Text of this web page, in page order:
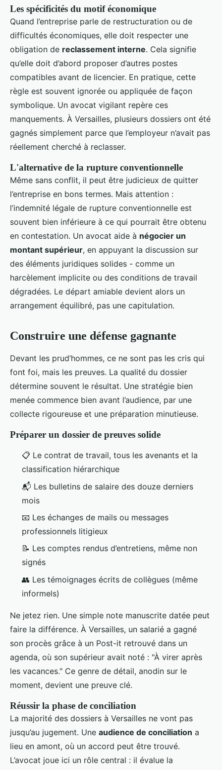
Les spécificités du motif économique
Quand l’entreprise parle de restructuration ou de
difficultés économiques, elle doit respecter une
obligation de reclassement interne. Cela signifie
qu’elle doit d’abord proposer d’autres postes
compatibles avant de licencier. En pratique, cette
règle est souvent ignorée ou appliquée de façon
symbolique. Un avocat vigilant repère ces
manquements. À Versailles, plusieurs dossiers ont été
gagnés simplement parce que l’employeur n’avait pas
réellement cherché à reclasser.
L'alternative de la rupture conventionnelle
Même sans conflit, il peut être judicieux de quitter
l’entreprise en bons termes. Mais attention :
l’indemnité légale de rupture conventionnelle est
souvent bien inférieure à ce qui pourrait être obtenu
en contestation. Un avocat aide à négocier un
montant supérieur, en appuyant la discussion sur
des éléments juridiques solides - comme un
harcèlement implicite ou des conditions de travail
dégradées. Le départ amiable devient alors un
arrangement équilibré, pas une capitulation.
Construire une défense gagnante
Devant les prud’hommes, ce ne sont pas les cris qui
font foi, mais les preuves. La qualité du dossier
détermine souvent le résultat. Une stratégie bien
menée commence bien avant l’audience, par une
collecte rigoureuse et une préparation minutieuse.
Préparer un dossier de preuves solide
📋 Le contrat de travail, tous les avenants et la
classification hiérarchique
📬 Les bulletins de salaire des douze derniers
mois
📧 Les échanges de mails ou messages
professionnels litigieux
📝 Les comptes rendus d’entretiens, même non
signés
👥 Les témoignages écrits de collègues (même
informels)
Ne jetez rien. Une simple note manuscrite datée peut
faire la différence. À Versailles, un salarié a gagné
son procès grâce à un Post-it retrouvé dans un
agenda, où son supérieur avait noté : "À virer après
les vacances." Ce genre de détail, anodin sur le
moment, devient une preuve clé.
Réussir la phase de conciliation
La majorité des dossiers à Versailles ne vont pas
jusqu’au jugement. Une audience de conciliation a
lieu en amont, où un accord peut être trouvé.
L’avocat joue ici un rôle central : il évalue la